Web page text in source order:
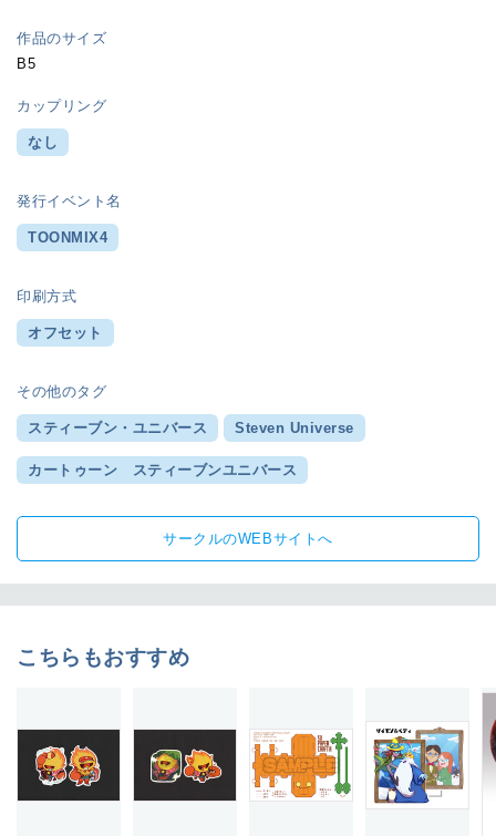
作品のサイズ
B5
カップリング
なし
発行イベント名
TOONMIX4
印刷方式
オフセット
その他のタグ
スティーブン・ユニバース Steven Universe
カートゥーン スティーブンユニバース
サークルのWEBサイトへ
こちらもおすすめ